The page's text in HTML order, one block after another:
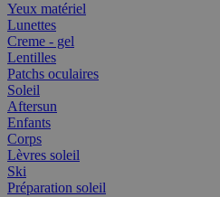
Yeux matériel
Lunettes
Creme - gel
Lentilles
Patchs oculaires
Soleil
Aftersun
Enfants
Corps
Lèvres soleil
Ski
Préparation soleil